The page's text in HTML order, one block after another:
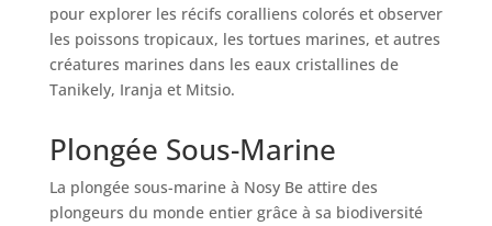
pour explorer les récifs coralliens colorés et observer
les poissons tropicaux, les tortues marines, et autres
créatures marines dans les eaux cristallines de
Tanikely, Iranja et Mitsio.
Plongée Sous-Marine
La plongée sous-marine à Nosy Be attire des
plongeurs du monde entier grâce à sa biodiversité